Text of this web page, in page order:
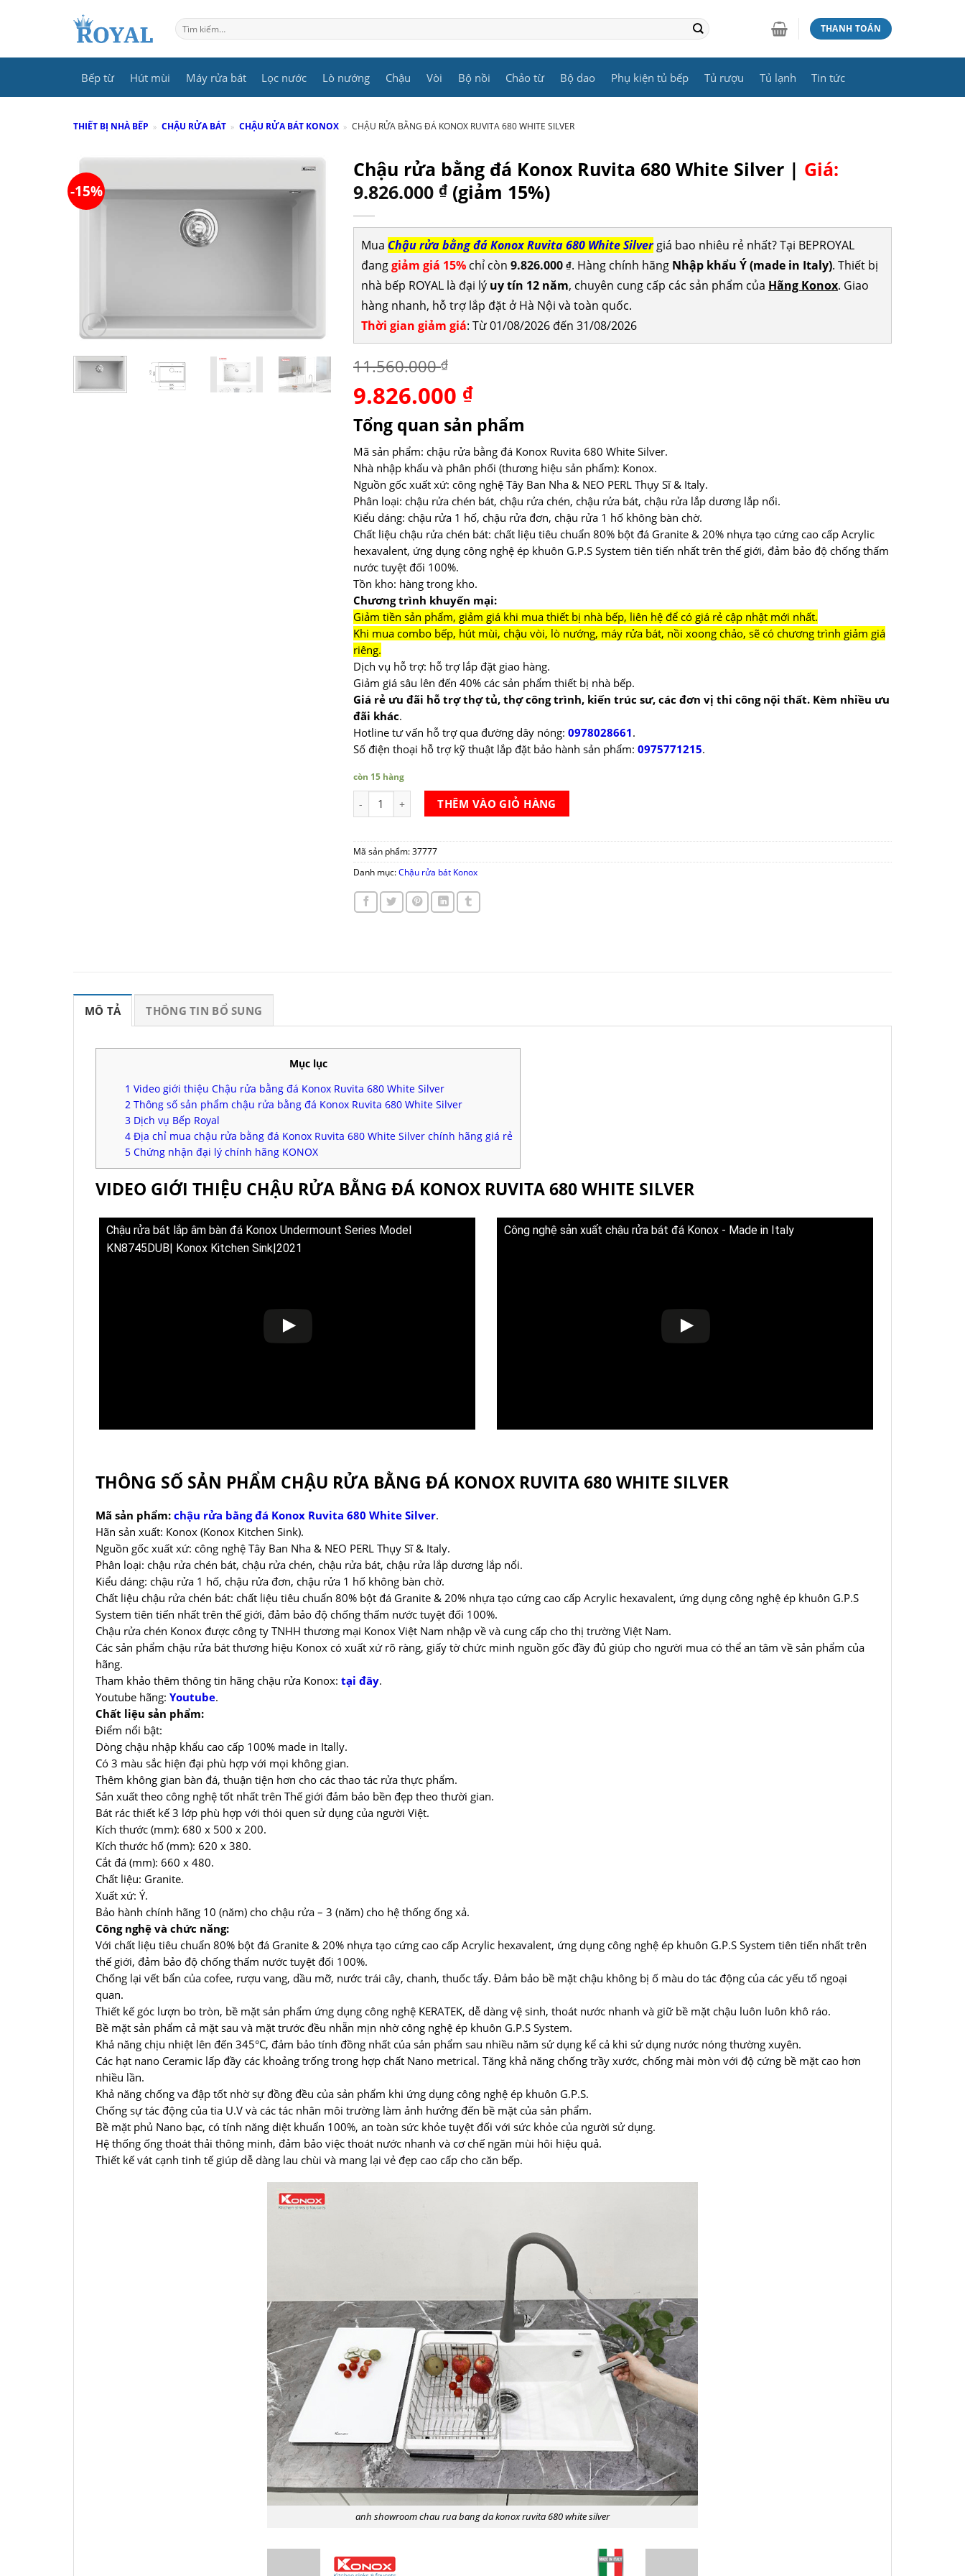
Tìm
kiếm:
THANH TOÁN
Bếp từ Hút mùi Máy rửa bát Lọc nước Lò nướng Chậu Vòi Bộ nồi Chảo từ Bộ dao Phụ kiện tủ bếp Tủ rượu Tủ lạnh Tin tức
THIẾT BỊ NHÀ BẾP » CHẬU RỬA BÁT » CHẬU RỬA BÁT KONOX » CHẬU RỬA BẰNG ĐÁ KONOX RUVITA 680 WHITE SILVER
-15%
Chậu rửa bằng đá Konox Ruvita 680 White Silver | Giá:
9.826.000 ₫(giảm 15%)
Mua Chậu rửa bằng đá Konox Ruvita 680 White Silvergiá bao nhiêu rẻ nhất? Tại BEPROYAL
đanggiảm giá 15%chỉ còn 9.826.000 ₫. Hàng chính hãng Nhập khẩu Ý (made in Italy). Thiết bị
nhà bếp ROYAL là đại lý uy tín 12 năm, chuyên cung cấp các sản phẩm của Hãng Konox. Giao
hàng nhanh, hỗ trợ lắp đặt ở Hà Nội và toàn quốc.
Thời gian giảm giá: Từ 01/08/2026 đến 31/08/2026
11.560.000₫
Giá
gốc
là:
11.560.000 ₫.
9.826.000 ₫Giá
tại
là:
9.826.000 ₫.
Tổng quan sản phẩm
Mã sản phẩm: chậu rửa bằng đá Konox Ruvita 680 White Silver.
Nhà nhập khẩu và phân phối (thương hiệu sản phẩm): Konox.
Nguồn gốc xuất xứ: công nghệ Tây Ban Nha & NEO PERL Thụy Sĩ & Italy.
Phân loại: chậu rửa chén bát, chậu rửa chén, chậu rửa bát, chậu rửa lắp dương lắp nổi.
Kiểu dáng: chậu rửa 1 hố, chậu rửa đơn, chậu rửa 1 hố không bàn chờ.
Chất liệu chậu rửa chén bát: chất liệu tiêu chuẩn 80% bột đá Granite & 20% nhựa tạo cứng cao cấp Acrylic
hexavalent, ứng dụng công nghệ ép khuôn G.P.S System tiên tiến nhất trên thế giới, đảm bảo độ chống thấm
nước tuyệt đối 100%.
Tồn kho: hàng trong kho.
Chương trình khuyến mại:
Giảm tiền sản phẩm, giảm giá khi mua thiết bị nhà bếp, liên hệ để có giá rẻ cập nhật mới nhất.
Khi mua combo bếp, hút mùi, chậu vòi, lò nướng, máy rửa bát, nồi xoong chảo, sẽ có chương trình giảm giá
riêng.
Dịch vụ hỗ trợ: hỗ trợ lắp đặt giao hàng.
Giảm giá sâu lên đến 40% các sản phẩm thiết bị nhà bếp.
Giá rẻ ưu đãi hỗ trợ thợ tủ, thợ công trình, kiến trúc sư, các đơn vị thi công nội thất. Kèm nhiều ưu
đãi khác.
Hotline tư vấn hỗ trợ qua đường dây nóng: 0978028661.
Số điện thoại hỗ trợ kỹ thuật lắp đặt bảo hành sản phẩm: 0975771215.
còn 15 hàng
Chậu rửa bằng đá Konox Ruvita 680 White Silver số lượng
THÊM VÀO GIỎ HÀNG
Mã sản phẩm: 37777
Danh mục: Chậu rửa bát Konox
MÔ TẢ THÔNG TIN BỔ SUNG
Mục lục
1 Video giới thiệu Chậu rửa bằng đá Konox Ruvita 680 White Silver
2 Thông số sản phẩm chậu rửa bằng đá Konox Ruvita 680 White Silver
3 Dịch vụ Bếp Royal
4 Địa chỉ mua chậu rửa bằng đá Konox Ruvita 680 White Silver chính hãng giá rẻ
5 Chứng nhận đại lý chính hãng KONOX
VIDEO GIỚI THIỆU CHẬU RỬA BẰNG ĐÁ KONOX RUVITA 680 WHITE SILVER
Chậu rửa bát lắp âm bàn đá Konox Undermount Series Model
KN8745DUB| Konox Kitchen Sink|2021
Công nghệ sản xuất chậu rửa bát đá Konox - Made in Italy
THÔNG SỐ SẢN PHẨM CHẬU RỬA BẰNG ĐÁ KONOX RUVITA 680 WHITE SILVER
Mã sản phẩm: chậu rửa bằng đá Konox Ruvita 680 White Silver.
Hãn sản xuất: Konox (Konox Kitchen Sink).
Nguồn gốc xuất xứ: công nghệ Tây Ban Nha & NEO PERL Thụy Sĩ & Italy.
Phân loại: chậu rửa chén bát, chậu rửa chén, chậu rửa bát, chậu rửa lắp dương lắp nổi.
Kiểu dáng: chậu rửa 1 hố, chậu rửa đơn, chậu rửa 1 hố không bàn chờ.
Chất liệu chậu rửa chén bát: chất liệu tiêu chuẩn 80% bột đá Granite & 20% nhựa tạo cứng cao cấp Acrylic hexavalent, ứng dụng công nghệ ép khuôn G.P.S
System tiên tiến nhất trên thế giới, đảm bảo độ chống thấm nước tuyệt đối 100%.
Chậu rửa chén Konox được công ty TNHH thương mại Konox Việt Nam nhập về và cung cấp cho thị trường Việt Nam.
Các sản phẩm chậu rửa bát thương hiệu Konox có xuất xứ rõ ràng, giấy tờ chức minh nguồn gốc đầy đủ giúp cho người mua có thể an tâm về sản phẩm của
hãng.
Tham khảo thêm thông tin hãng chậu rửa Konox: tại đây.
Youtube hãng: Youtube.
Chất liệu sản phẩm:
Điểm nổi bật:
Dòng chậu nhập khẩu cao cấp 100% made in Itally.
Có 3 màu sắc hiện đại phù hợp với mọi không gian.
Thêm không gian bàn đá, thuận tiện hơn cho các thao tác rửa thực phẩm.
Sản xuất theo công nghệ tốt nhất trên Thế giới đảm bảo bền đẹp theo thười gian.
Bát rác thiết kế 3 lớp phù hợp với thói quen sử dụng của người Việt.
Kích thước (mm): 680 x 500 x 200.
Kích thước hố (mm): 620 x 380.
Cắt đá (mm): 660 x 480.
Chất liệu: Granite.
Xuất xứ: Ý.
Bảo hành chính hãng 10 (năm) cho chậu rửa – 3 (năm) cho hệ thống ống xả.
Công nghệ và chức năng:
Với chất liệu tiêu chuẩn 80% bột đá Granite & 20% nhựa tạo cứng cao cấp Acrylic hexavalent, ứng dụng công nghệ ép khuôn G.P.S System tiên tiến nhất trên
thế giới, đảm bảo độ chống thấm nước tuyệt đối 100%.
Chống lại vết bẩn của cofee, rượu vang, dầu mỡ, nước trái cây, chanh, thuốc tẩy. Đảm bảo bề mặt chậu không bị ố màu do tác động của các yếu tố ngoại
quan.
Thiết kế góc lượn bo tròn, bề mặt sản phẩm ứng dụng công nghệ KERATEK, dễ dàng vệ sinh, thoát nước nhanh và giữ bề mặt chậu luôn luôn khô ráo.
Bề mặt sản phẩm cả mặt sau và mặt trước đều nhẵn mịn nhờ công nghệ ép khuôn G.P.S System.
Khả năng chịu nhiệt lên đến 345°C, đảm bảo tính đồng nhất của sản phẩm sau nhiều năm sử dụng kể cả khi sử dụng nước nóng thường xuyên.
Các hạt nano Ceramic lấp đầy các khoảng trống trong hợp chất Nano metrical. Tăng khả năng chống trầy xước, chống mài mòn với độ cứng bề mặt cao hơn
nhiều lần.
Khả năng chống va đập tốt nhờ sự đồng đều của sản phẩm khi ứng dụng công nghệ ép khuôn G.P.S.
Chống sự tác động của tia U.V và các tác nhân môi trường làm ảnh hưởng đến bề mặt của sản phẩm.
Bề mặt phủ Nano bạc, có tính năng diệt khuẩn 100%, an toàn sức khỏe tuyệt đối với sức khỏe của người sử dụng.
Hệ thống ống thoát thải thông minh, đảm bảo việc thoát nước nhanh và cơ chế ngăn mùi hôi hiệu quả.
Thiết kế vát cạnh tinh tế giúp dễ dàng lau chùi và mang lại vẻ đẹp cao cấp cho căn bếp.
anh showroom chau rua bang da konox ruvita 680 white silver